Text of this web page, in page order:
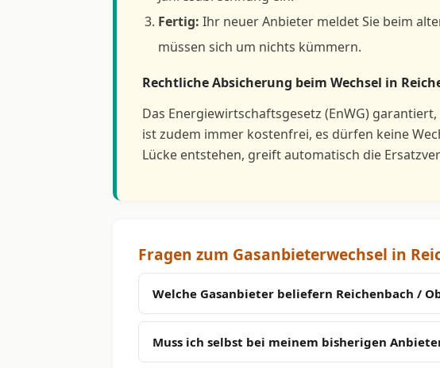
Fertig: Ihr neuer Anbieter meldet Sie beim
müssen sich um nichts kümmern.
Rechtliche Absicherung beim Wechsel in
Das Energiewirtschaftsgesetz (EnWG)
ist zudem immer kostenfrei, es dürfen keine
Lücke entstehen, greift automatisch die
Fragen zum Gasanbieterwechsel in
Welche Gasanbieter beliefern Reichenbach /
Muss ich selbst bei meinem bisherigen